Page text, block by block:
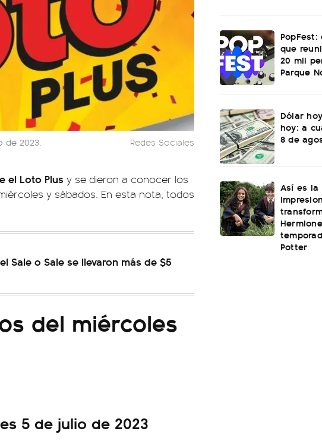
de 2023. Redes Sociales
el Loto Plus y se dieron a conocer los
y sábados. En esta nota, todos
Sale o Sale se llevaron más de $5
del miércoles
5 de julio de 2023
que
20 mil
Parque
Dólar
hoy: a
8 de
Así es la
Potter